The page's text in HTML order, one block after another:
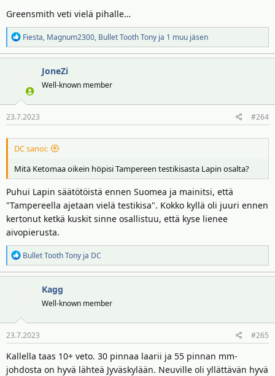
Greensmith veti vielä pihalle…
R
e
a
o
t
Fiesta, Magnum2300, Bullet Tooth Tony ja 1 muu jäsen
JoneZi
Well-known member
23.7.2023 #264
DC sanoi:
Mitä Ketomaa oikein höpisi Tampereen testikisasta Lapin osalta?
Puhui Lapin säätötöistä ennen Suomea ja mainitsi, että
"Tampereella ajetaan vielä testikisa". Kokko kyllä oli juuri ennen
kertonut ketkä kuskit sinne osallistuu, että kyse lienee
aivopierusta.
R
e
a
o
t
Bullet Tooth Tony ja DC
Kagg
Well-known member
23.7.2023 #265
Kallella taas 10+ veto. 30 pinnaa laarii ja 55 pinnan mm-
johdosta on hyvä lähteä Jyväskylään. Neuville oli yllättävän hyvä